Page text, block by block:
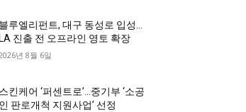
블루엘리펀트, 대구 동성로 입성…
LA 진출 전 오프라인 영토 확장
년 8월 6일
스킨케어 ‘퍼센트로’…중기부 ‘소공
인 판로개척 지원사업’ 선정